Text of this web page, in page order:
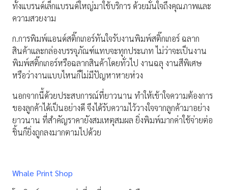
ทั้งแบรนด์เล็กแบรนด์ใหญ่มาใช้บริการ ด้วยมั่นใจถึงคุณภาพและ
ความสวยงาม
ก.การพิมพ์แอนด์สติ๊กเกอร์ทันใจรับงานพิมพ์สติ๊กเกอร์ ฉลาก
สินค้าและกล่องบรรจุภัณฑ์แทบจะทุกประเภท ไม่ว่าจะเป็นงาน
พิมพ์สติ๊กเกอร์หรือฉลากสินค้าโดยทั่วไป งานฉลุ งานสีพิเศษ
หรือว่างานแบบไหนก็ไม่มีปัญหาหายห่วง
นอกจากนี้ด้วยประสบการณ์ที่ยาวนาน ทำให้เข้าใจความต้องการ
ของลูกค้าได้เป็นอย่างดี จึงได้รับความไว้วางใจจากลูกค้ามาอย่าง
ยาวนาน ที่สำคัญราคายังสมเหตุสมผล ยิ่งพิมพ์มากค่าใช้จ่ายต่อ
ชิ้นก็ยิ่งถูกลงมากตามไปด้วย
Whale Print Shop